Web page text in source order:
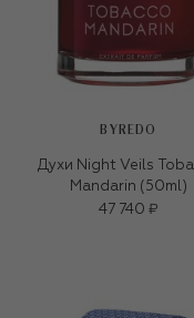
BYREDO
Духи Night Veils
Mandarin (50ml)
47 740 ₽